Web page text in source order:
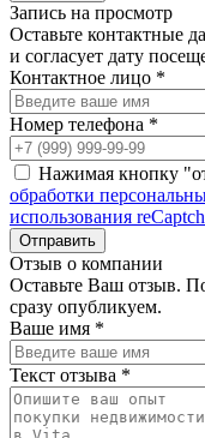
Запись на просмотр
Оставьте контактные
и согласует дату
Контактное лицо *
Номер телефона *
Нажимая кнопку
обработки
использования
Отзыв о компании
Оставьте Ваш отзыв.
сразу опубликуем.
Ваше имя *
Текст отзыва *